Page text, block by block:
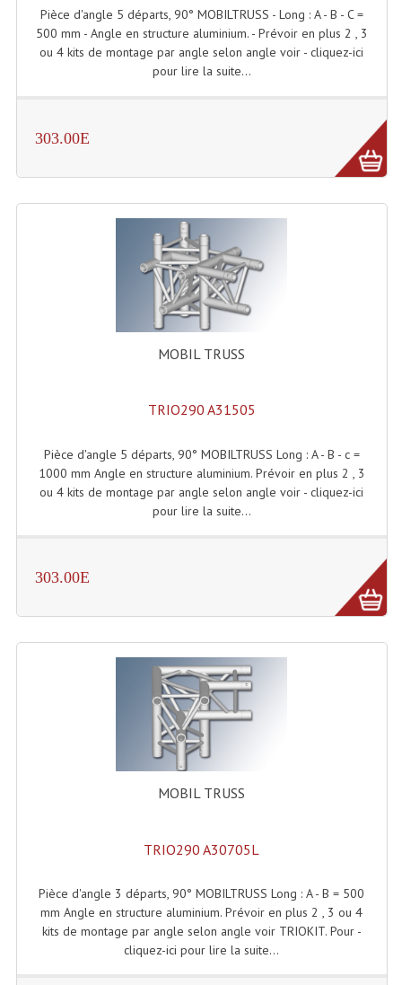
Accessoires Flight-Case Coins Roulettes
Rack 19" STYLE VSR (capot En L)
Effets Projection Et Jet De CO2
Lanceur De Flammes Et Cartouche De Gaz
Machine À Etincelles Froides
Machines & Canon À Confettis
Machines À Bulles
Machines À Mousse, Neige, Liquides
Liquide À Brouillard
Liquides À Fumée
Liquides À Mousse
Nos Occasions Et Stock B
Les Occasions
Notre Stock B
Matériel Karaoké
Disque LD (30 Cm.)
TARIF ET CATALOGUE DE LOCATION
Pièce d'angle 5 départs, 90° MOBILTRUSS - Long : A - B - C =
500 mm - Angle en structure aluminium. - Prévoir en plus 2 , 3
ou 4 kits de montage par angle selon angle voir - cliquez-ici
pour lire la suite...
303.00E
MOBIL TRUSS
TRIO290 A31505
Pièce d'angle 5 départs, 90° MOBILTRUSS Long : A - B - c =
1000 mm Angle en structure aluminium. Prévoir en plus 2 , 3
ou 4 kits de montage par angle selon angle voir - cliquez-ici
pour lire la suite...
303.00E
MOBIL TRUSS
TRIO290 A30705L
Pièce d'angle 3 départs, 90° MOBILTRUSS Long : A - B = 500
mm Angle en structure aluminium. Prévoir en plus 2 , 3 ou 4
kits de montage par angle selon angle voir TRIOKIT. Pour -
cliquez-ici pour lire la suite...